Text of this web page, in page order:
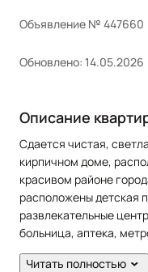
Объявление № 447660
Обновлено: 14.05.2026
Описание
Сдается чистая,
кирпичном доме,
красивом районе
расположены детская
развлекательные
больница, аптека,
транспорта.
Читать полностью